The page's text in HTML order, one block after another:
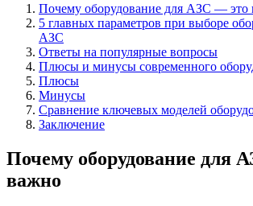
Почему оборудование для АЗС — это
5 главных параметров при выборе
АЗС
Ответы на популярные вопросы
Плюсы и минусы современного
Плюсы
Минусы
Сравнение ключевых моделей
Заключение
Почему оборудование для
важно